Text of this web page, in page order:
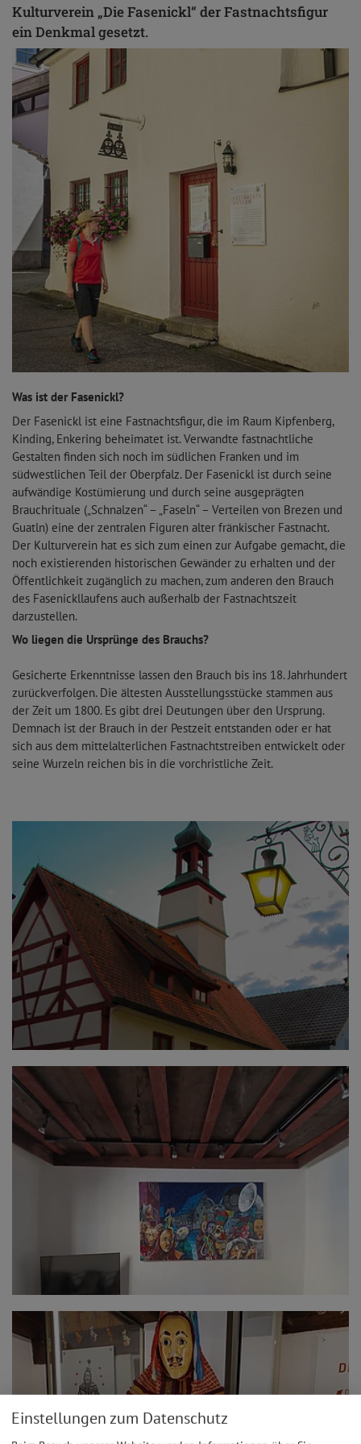
Kulturverein „Die Fasenickl“ der Fastnachtsfigur
ein Denkmal gesetzt.
Was ist der Fasenickl?
Der Fasenickl ist eine Fastnachtsfigur, die im Raum Kipfenberg,
Kinding, Enkering beheimatet ist. Verwandte fastnachtliche
Gestalten finden sich noch im südlichen Franken und im
südwestlichen Teil der Oberpfalz. Der Fasenickl ist durch seine
aufwändige Kostümierung und durch seine ausgeprägten
Brauchrituale („Schnalzen“ – „Faseln“ – Verteilen von Brezen und
Guatln) eine der zentralen Figuren alter fränkischer Fastnacht.
Der Kulturverein hat es sich zum einen zur Aufgabe gemacht, die
noch existierenden historischen Gewänder zu erhalten und der
Öffentlichkeit zugänglich zu machen, zum anderen den Brauch
des Fasenickllaufens auch außerhalb der Fastnachtszeit
darzustellen.
Wo liegen die Ursprünge des Brauchs?
Gesicherte Erkenntnisse lassen den Brauch bis ins 18. Jahrhundert
zurückverfolgen. Die ältesten Ausstellungsstücke stammen aus
der Zeit um 1800. Es gibt drei Deutungen über den Ursprung.
Demnach ist der Brauch in der Pestzeit entstanden oder er hat
sich aus dem mittelalterlichen Fastnachtstreiben entwickelt oder
seine Wurzeln reichen bis in die vorchristliche Zeit.
Einstellungen zum Datenschutz